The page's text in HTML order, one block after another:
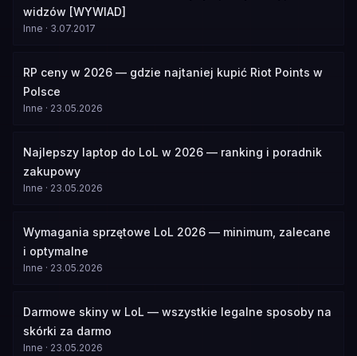
widzów [WYWIAD]
Inne · 3.07.2017
RP ceny w 2026 — gdzie najtaniej kupić Riot Points w
Polsce
Inne · 23.05.2026
Najlepszy laptop do LoL w 2026 — ranking i poradnik
zakupowy
Inne · 23.05.2026
Wymagania sprzętowe LoL 2026 — minimum, zalecane
i optymalne
Inne · 23.05.2026
Darmowe skiny w LoL — wszystkie legalne sposoby na
skórki za darmo
Inne · 23.05.2026